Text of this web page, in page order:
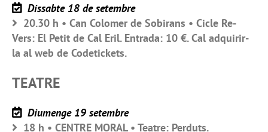
Dissabte 18 de setembre
20.30 h • Can Colomer de Sobirans • Cicle Re-
Vers: El Petit de Cal Eril. Entrada: 10 €. Cal adquirir-
la al web de Codetickets.
TEATRE
Diumenge 19 setembre
18 h • CENTRE MORAL • Teatre: Perduts.